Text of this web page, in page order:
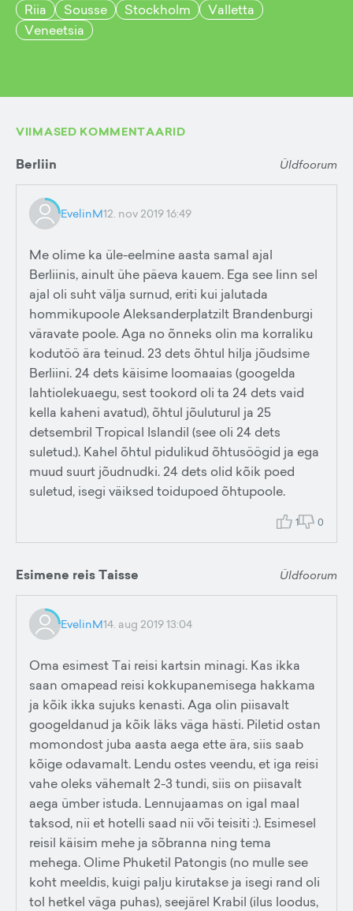
Riia
Sousse Stockholm
Valletta
Veneetsia
VIIMASED KOMMENTAARID
Berliin Üldfoorum
EvelinM12. nov 2019 16:49
Me olime ka üle-eelmine aasta samal ajal
Berliinis, ainult ühe päeva kauem. Ega see linn sel
ajal oli suht välja surnud, eriti kui jalutada
hommikupoole Aleksanderplatzilt Brandenburgi
väravate poole. Aga no õnneks olin ma korraliku
kodutöö ära teinud. 23 dets õhtul hilja jõudsime
Berliini. 24 dets käisime loomaaias (googelda
lahtiolekuaegu, sest tookord oli ta 24 dets vaid
kella kaheni avatud), õhtul jõuluturul ja 25
detsembril Tropical Islandil (see oli 24 dets
suletud.). Kahel õhtul pidulikud õhtusöögid ja ega
muud suurt jõudnudki. 24 dets olid kõik poed
suletud, isegi väiksed toidupoed õhtupoole.
1 0
Esimene reis Taisse Üldfoorum
EvelinM14. aug 2019 13:04
Oma esimest Tai reisi kartsin minagi. Kas ikka
saan omapead reisi kokkupanemisega hakkama
ja kõik ikka sujuks kenasti. Aga olin piisavalt
googeldanud ja kõik läks väga hästi. Piletid ostan
momondost juba aasta aega ette ära, siis saab
kõige odavamalt. Lendu ostes veendu, et iga reisi
vahe oleks vähemalt 2-3 tundi, siis on piisavalt
aega ümber istuda. Lennujaamas on igal maal
taksod, nii et hotelli saad nii või teisiti :). Esimesel
reisil käisim mehe ja sõbranna ning tema
mehega. Olime Phuketil Patongis (no mulle see
koht meeldis, kuigi palju kirutakse ja isegi rand oli
tol hetkel väga puhas), seejärel Krabil (ilus loodus,